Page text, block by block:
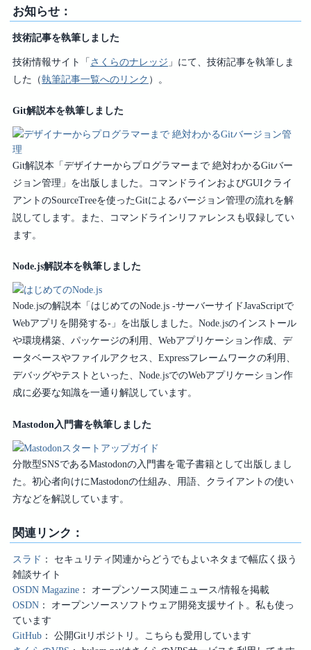
お知らせ：
技術記事を執筆しました
技術情報サイト「さくらのナレッジ 」にて、技術記事を執筆しま
した（執筆記事一覧へのリンク ）。
Git解説本を執筆しました
Git解説本「デザイナーからプログラマーまで 絶対わかるGitバー
ジョン管理」を出版しました。コマンドラインおよびGUIクライ
アントのSourceTreeを使ったGitによるバージョン管理の流れを解
説してします。また、コマンドラインリファレンスも収録してい
ます。
Node.js解説本を執筆しました
Node.jsの解説本「はじめてのNode.js -サーバーサイドJavaScriptで
Webアプリを開発する-」を出版しました。Node.jsのインストール
や環境構築、パッケージの利用、Webアプリケーション作成、デ
ータベースやファイルアクセス、Expressフレームワークの利用、
デバッグやテストといった、Node.jsでのWebアプリケーション作
成に必要な知識を一通り解説しています。
Mastodon入門書を執筆しました
分散型SNSであるMastodonの入門書を電子書籍として出版しまし
た。初心者向けにMastodonの仕組み、用語、クライアントの使い
方などを解説しています。
関連リンク：
スラド
セキュリティ関連からどうでもよいネタまで幅広く扱う
雑談サイト
OSDN Magazine
オープンソース関連ニュース/情報を掲載
OSDN
オープンソースソフトウェア開発支援サイト。私も使っ
ています
GitHub
公開Gitリポジトリ。こちらも愛用しています